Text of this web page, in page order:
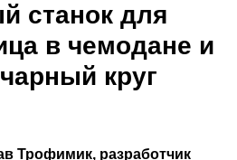
станок для
в чемодане и
круг
Трофимик, разработчик